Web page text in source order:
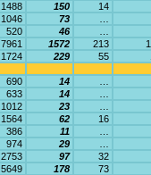
1488 150
14
1046 73
520 46
7961 1572 213
1724 229 55
690 14
633 14
1012 23
1564 62
16
386 11
974 29
2753 97
32
5649 178
73